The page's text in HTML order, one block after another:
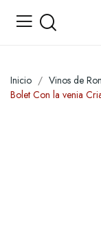
Inicio Vinos de
Bolet Con la venia